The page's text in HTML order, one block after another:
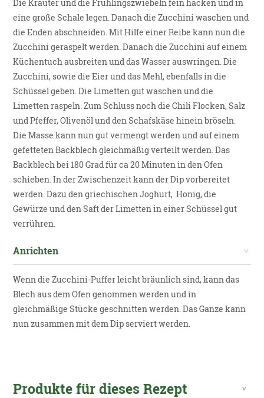
Die Kräuter und die Frühlingszwiebeln fein hacken und in
eine große Schale legen. Danach die Zucchini waschen und
die Enden abschneiden. Mit Hilfe einer Reibe kann nun die
Zucchini geraspelt werden. Danach die Zucchini auf einem
Küchentuch ausbreiten und das Wasser auswringen. Die
Zucchini, sowie die Eier und das Mehl, ebenfalls in die
Schüssel geben. Die Limetten gut waschen und die
Limetten raspeln. Zum Schluss noch die Chili Flocken, Salz
und Pfeffer, Olivenöl und den Schafskäse hinein bröseln.
Die Masse kann nun gut vermengt werden und auf einem
gefetteten Backblech gleichmäßig verteilt werden. Das
Backblech bei 180 Grad für ca 20 Minuten in den Ofen
schieben. In der Zwischenzeit kann der Dip vorbereitet
werden. Dazu den griechischen Joghurt, Honig, die
Gewürze und den Saft der Limetten in einer Schüssel gut
verrühren.
Anrichten
Wenn die Zucchini-Puffer leicht bräunlich sind, kann das
Blech aus dem Ofen genommen werden und in
gleichmäßige Stücke geschnitten werden. Das Ganze kann
nun zusammen mit dem Dip serviert werden.
Produkte für dieses Rezept